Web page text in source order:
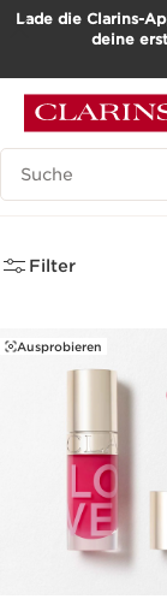
WEITER ZUM
Lade die Clarins-
deine
Such-Historie
Limitierte
Filter
Ausprobieren